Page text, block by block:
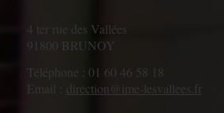
4 ter rue des Vallées
91800 BRUNOY
Téléphone : 01 60 46 58 18
Email : direction@ime-lesvallees.fr